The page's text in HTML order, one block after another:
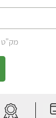
מק"ט מוצר: